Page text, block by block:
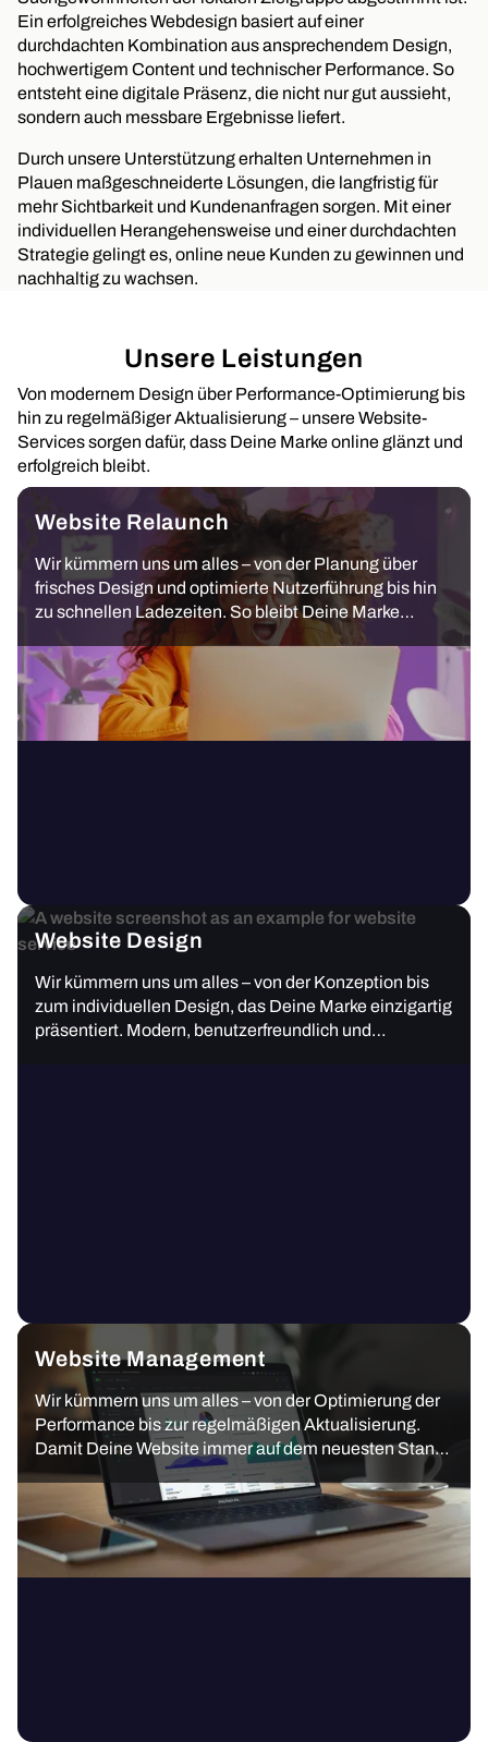
Ein erfolgreiches Webdesign basiert auf einer
durchdachten Kombination aus ansprechendem Design,
hochwertigem Content und technischer Performance. So
entsteht eine digitale Präsenz, die nicht nur gut aussieht,
sondern auch messbare Ergebnisse liefert.
Durch unsere Unterstützung erhalten Unternehmen in
Plauen maßgeschneiderte Lösungen, die langfristig für
mehr Sichtbarkeit und Kundenanfragen sorgen. Mit einer
individuellen Herangehensweise und einer durchdachten
Strategie gelingt es, online neue Kunden zu gewinnen und
nachhaltig zu wachsen.
Unsere Leistungen
Von modernem Design über Performance-Optimierung bis
hin zu regelmäßiger Aktualisierung – unsere Website-
Services sorgen dafür, dass Deine Marke online glänzt und
erfolgreich bleibt.
Website Relaunch
Wir kümmern uns um alles – von der Planung über
frisches Design und optimierte Nutzerführung bis hin
zu schnellen Ladezeiten. So bleibt Deine Marke
relevant und überzeugend.
Website Design
Wir kümmern uns um alles – von der Konzeption bis
zum individuellen Design, das Deine Marke einzigartig
präsentiert. Modern, benutzerfreundlich und
Website Management
Wir kümmern uns um alles – von der Optimierung der
Performance bis zur regelmäßigen Aktualisierung.
Damit Deine Website immer auf dem neuesten Stand
und erfolgreich bleibt.